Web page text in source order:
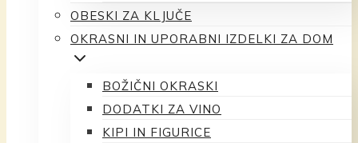
OBESKI ZA KLJUČE
OKRASNI IN UPORABNI IZDELKI ZA DOM
BOŽIČNI OKRASKI
DODATKI ZA VINO
KIPI IN FIGURICE